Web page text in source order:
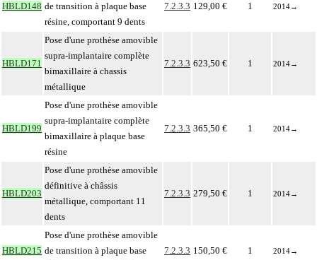
HBLD148 de transition à plaque base
résine, comportant 9 dents
7.2.3.3 129,00 € 1 2014→
HBLD171
Pose d'une prothèse amovible
supra-implantaire complète
bimaxillaire à chassis
métallique
7.2.3.3 623,50 € 1 2014→
HBLD199
Pose d'une prothèse amovible
supra-implantaire complète
bimaxillaire à plaque base
résine
7.2.3.3 365,50 € 1 2014→
HBLD203
Pose d'une prothèse amovible
définitive à châssis
métallique, comportant 11
dents
7.2.3.3 279,50 € 1 2014→
HBLD215
Pose d'une prothèse amovible
de transition à plaque base
7.2.3.3 150,50 € 1 2014→